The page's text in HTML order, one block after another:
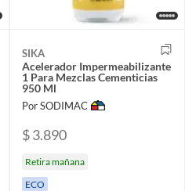
SIKA
Acelerador Impermeabilizante
1 Para Mezclas Cementicias
950 Ml
Por SODIMAC
$ 3.890
Retira mañana
ECO